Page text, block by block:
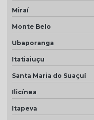
Miraí
Monte Belo
Ubaporanga
Itatiaiuçu
Santa Maria do Suaçuí
Ilicínea
Itapeva